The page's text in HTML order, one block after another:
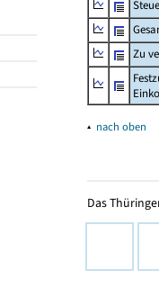
Zu
▴ nach oben
Das